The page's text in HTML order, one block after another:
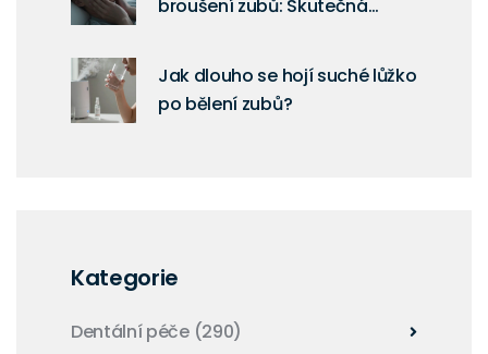
broušení zubů: Skutečná
Jak dlouho se hojí suché lůžko
po bělení zubů?
Kategorie
Dentální péče (290)